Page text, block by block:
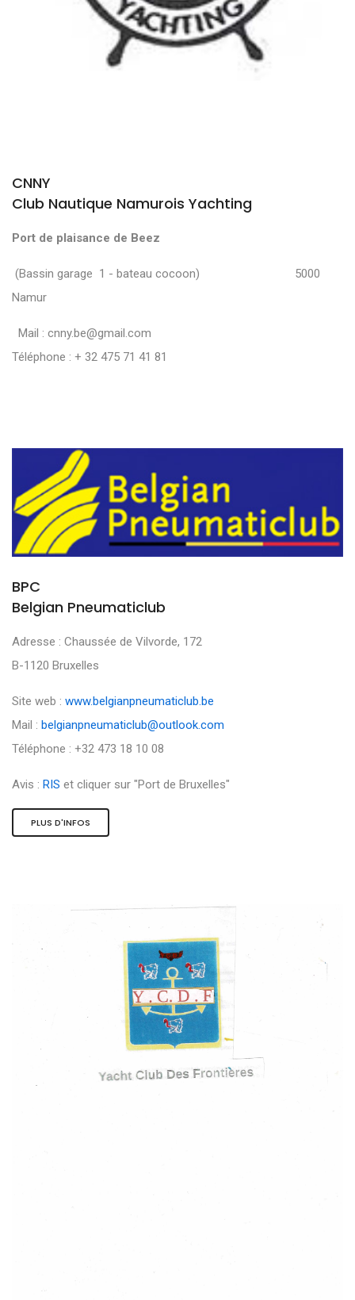
CNNY
Club Nautique Namurois Yachting
Port de plaisance de Beez
(Bassin garage 1 - bateau cocoon) 5000
Namur
Mail : cnny.be@gmail.com
Téléphone : + 32 475 71 41 81
BPC
Belgian Pneumaticlub
Adresse : Chaussée de Vilvorde, 172
B-1120 Bruxelles
Site web : www.belgianpneumaticlub.be
Mail : belgianpneumaticlub@outlook.com
Téléphone : +32 473 18 10 08
Avis : RIS et cliquer sur "Port de Bruxelles"
PLUS D'INFOS